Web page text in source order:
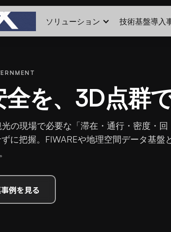
ソリューション 技術基盤導入
を、3D点群
の現場で必要な「滞在・通行・密度・回
に把握。FIWAREや地理空間データ基盤
例を見る